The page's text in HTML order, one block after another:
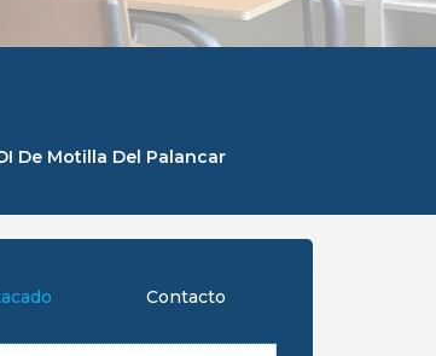
De Motilla Del Palancar
Contacto